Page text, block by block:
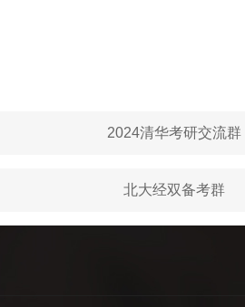
2024清华考研交流群
北大经双备考群